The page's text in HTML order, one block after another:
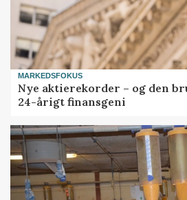
MARKEDSFOKUS
Nye aktierekorder – og den
24-årigt finansgeni